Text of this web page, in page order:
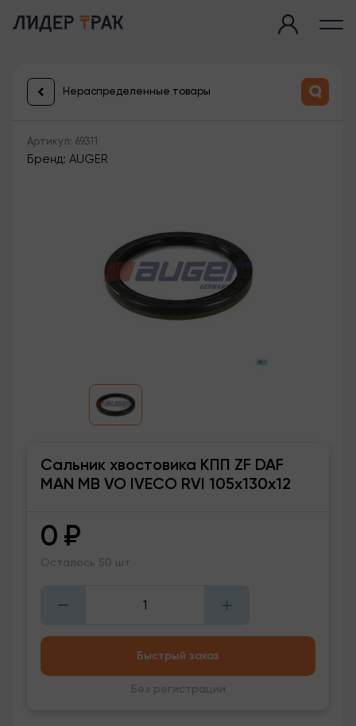
Нераспределенные товары
Артикул: 69311
Бренд: AUGER
Сальник хвостовика КПП ZF DAF
MAN MB VO IVECO RVI 105x130x12
0 ₽
Осталось 50 шт
Быстрый заказ
Без регистрации